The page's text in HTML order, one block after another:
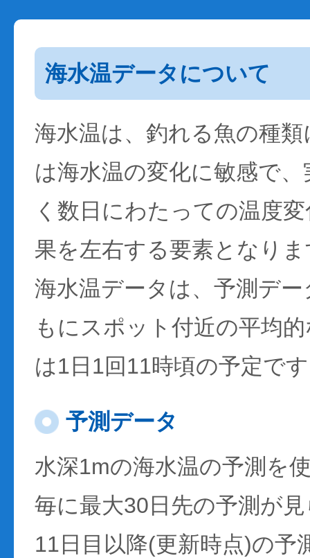
海水温データについて
海水温は、釣れる魚の種
は海水温の変化に敏感で
く数日にわたっての温度
果を左右する要素となり
海水温データは、予測デ
もにスポット付近の平均
は1日1回11時頃の予定で
予測データ
水深1mの海水温の予測を
毎に最大30日先の予測が
11日目以降(更新時点)の予